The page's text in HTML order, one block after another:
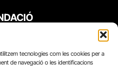
tecnologies com les cookies per a
de navegació o les identificacions